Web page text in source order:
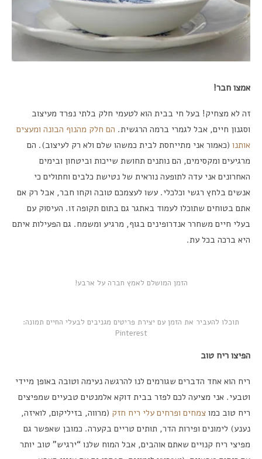
אמצו חבר!
זה לא מצחיק! בעל חי בבית הוא לטעמי חלק בלתי נפרד מעיצוב
וסגנון חיים, אבל לגמרי ברמה הרגשית. הם חלק מהנוף הבונה ומעצים
אותנו (כאמור אני מתייחסת לבית כמשהו שלם ולא רק לעיצוב). הם
מרגיעים ומקסימים, הם נותנים תחושת שייכות וביטחון ובימים
האחרונים אני עדה לתופעה נוראית של נטישת כלבים וחתולים כי
אנשים בלחץ רגשי וכלכלי. עשו לעצמכם טובה וקחו חבר, אבל רק אם
אתם בטוחים שתוכלו לעמוד באתגר גם בתום תקופה זו. העיסוק עם
בעלי חיים משחרר אנדרופינים בגוף, מרגיע ומשמח. גם הפעילות איתם
היא ברכה בכל עת.
הזמן המושלם לאמץ חברה על ארבע!
תוכלו להעביר את הזמן עם יצירת פריטים מגניבים לבעלי החיים תמונה:
Pinterest
הפיצו ריח טוב
ריח הוא אחד הדברים שגורמים לנו להרגשה נעימה וטובה באופן מיידי
וטבעי. אני מציעה לכם לפזר בבית דוקא אלמנטים טבעיים שמפיצים
ריח טוב כמו צמחים ופרחים עלי ריח חזק (מרווה, בזיליקום, לואיזה,
נענע) לימונים ופירות הדר, תותים טריים בקערה. כמובן שאפשר גם
מפיצי ריח קנויים שאתם אוהבים, אבל המוח שלנו “ירגיש” טוב יותר